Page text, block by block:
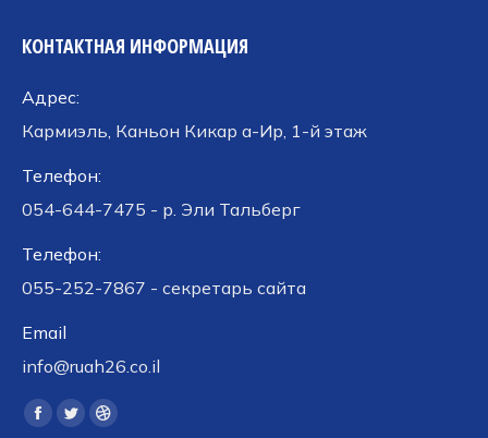
КОНТАКТНАЯ ИНФОРМАЦИЯ
Адрес:
Кармиэль, Каньон Кикар а-Ир, 1-й этаж
Телефон:
054-644-7475 - р. Эли Тальберг
Телефон:
055-252-7867 - секретарь сайта
Email
info@ruah26.co.il
Ищите нас:
Страница
Страница
Страница